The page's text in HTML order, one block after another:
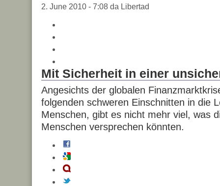
2. June 2010 - 7:08 da Libertad
Mit Sicherheit in einer
Angesichts der globalen
folgenden schweren Einschnitten in die
Menschen, gibt es nicht mehr viel, was
Menschen versprechen könnten.